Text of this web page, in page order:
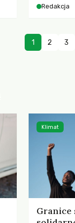
Redakcja
1 2 3
Granice
Klimat